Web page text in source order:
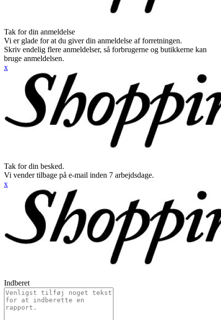
Tak for din anmeldelse
Vi er glade for at du giver din anmeldelse af forretningen.
Skriv endelig flere anmeldelser, så forbrugerne og butikkerne kan
bruge anmeldelsen.
x
Tak for din besked.
Vi vender tilbage på e-mail inden 7 arbejdsdage.
x
Indberet